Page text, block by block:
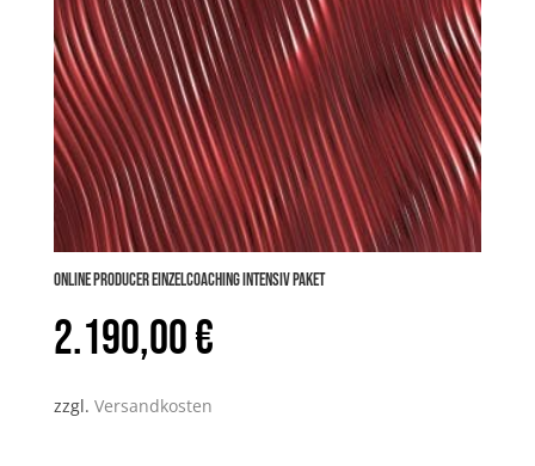
Online PRODUCER Einzelcoaching INTENSIV Paket
2.190,00€
zzgl. Versandkosten